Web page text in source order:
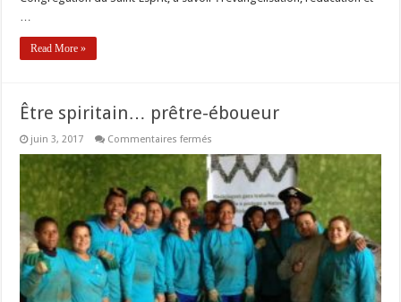
Read More »
Être spiritain… prêtre-éboueur
juin 3, 2017 Commentaires fermés
spiritain…
prêtre-
éboueur